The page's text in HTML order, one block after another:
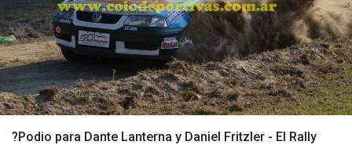
?Podio para Dante Lanterna y Daniel Fritzler - El Rally